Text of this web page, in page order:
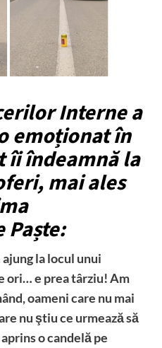
Interne a
emoționat în
îi îndeamnă la
mai ales
la locul unui
ori… e prea târziu! Am
oameni care nu mai
nu ştiu ce urmează să
o candelă pe